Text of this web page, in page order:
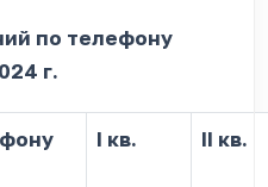
по телефону
г.
I кв. II кв.